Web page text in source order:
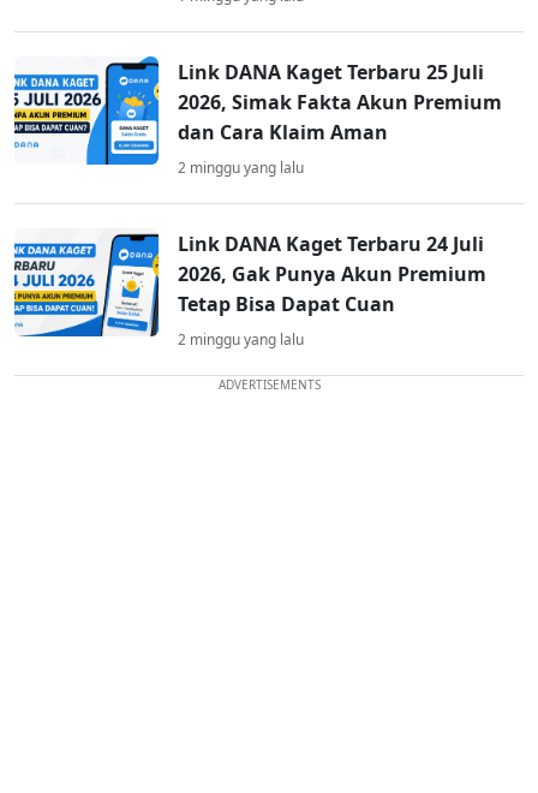
Link DANA Kaget Terbaru 25 Juli
2026, Simak Fakta Akun Premium
dan Cara Klaim Aman
2 minggu yang lalu
Link DANA Kaget Terbaru 24 Juli
2026, Gak Punya Akun Premium
Tetap Bisa Dapat Cuan
2 minggu yang lalu
ADVERTISEMENTS